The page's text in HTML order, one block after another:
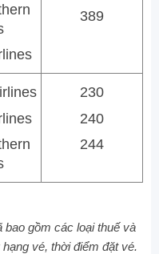
389
230
240
244
gồm các loại thuế và
vé, thời điểm đặt vé.